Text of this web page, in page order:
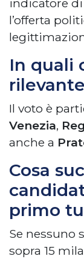
indicatore
l’offerta
In quali
Il voto è
Venezia,
anche a
Cosa
primo
Se nessuno
sopra 15